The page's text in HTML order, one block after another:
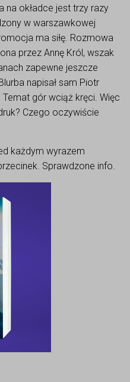
na okładce jest trzy razy
w warszawkowej
ma siłę. Rozmowa
przez Annę Król, wszak
zapewne jeszcze
napisał sam Piotr
gór wciąż kręci. Więc
Czego oczywiście
każdym wyrazem
Sprawdzone info.